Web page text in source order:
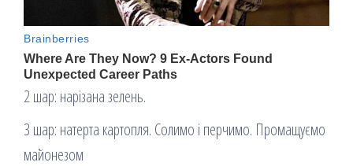
2 шар: нарізана зелень.
3 шар: натерта картопля. Солимо і перчимо. Промащуємо
майонезом